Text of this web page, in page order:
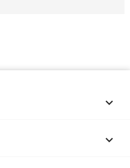

